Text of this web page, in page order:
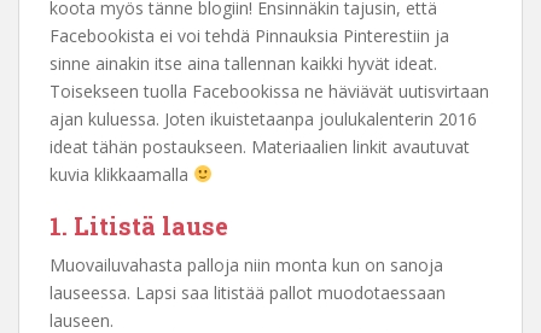
koota myös tänne blogiin! Ensinnäkin tajusin, että
Facebookista ei voi tehdä Pinnauksia Pinterestiin ja
sinne ainakin itse aina tallennan kaikki hyvät ideat.
Toisekseen tuolla Facebookissa ne häviävät uutisvirtaan
ajan kuluessa. Joten ikuistetaanpa joulukalenterin 2016
ideat tähän postaukseen. Materiaalien linkit avautuvat
kuvia klikkaamalla
1. Litistä lause
Muovailuvahasta palloja niin monta kun on sanoja
lauseessa. Lapsi saa litistää pallot muodotaessaan
lauseen.